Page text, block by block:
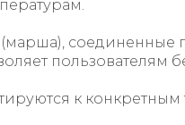
(марша),
пользователям
к